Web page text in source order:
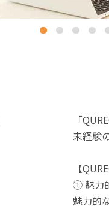
「
未経験
【
① 魅力
魅力的